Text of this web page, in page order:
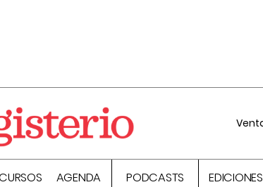
AGENDA PODCASTS